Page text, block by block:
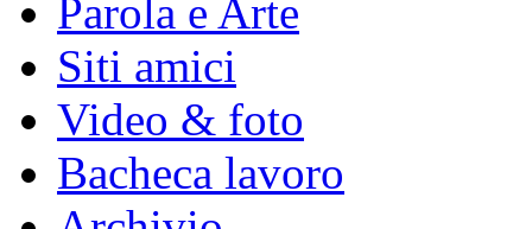
Parola e Arte
Siti amici
Video & foto
Bacheca lavoro